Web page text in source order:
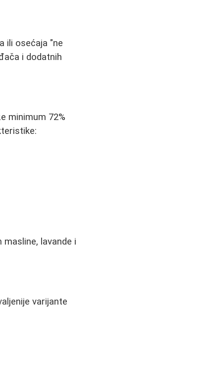
ili osećaja "ne
i dodatnih
minimum 72%
lavande i
varijante